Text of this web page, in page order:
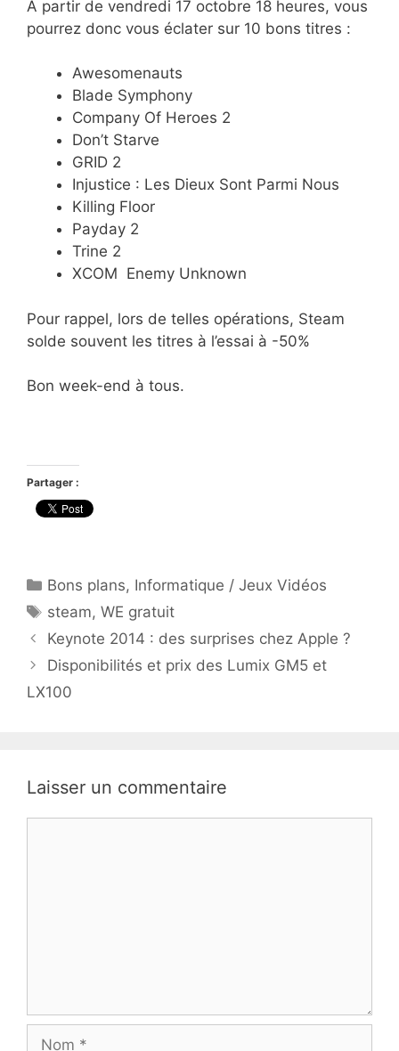
A partir de vendredi 17 octobre 18 heures, vous
pourrez donc vous éclater sur 10 bons titres :
Awesomenauts
Blade Symphony
Company Of Heroes 2
Don’t Starve
GRID 2
Injustice : Les Dieux Sont Parmi Nous
Killing Floor
Payday 2
Trine 2
XCOM Enemy Unknown
Pour rappel, lors de telles opérations, Steam
solde souvent les titres à l’essai à -50%
Bon week-end à tous.
Partager :
Catégories
Bons plans, Informatique / Jeux Vidéos
Étiquettes
steam,WE gratuit
Keynote 2014 : des surprises chez Apple ?
Disponibilités et prix des Lumix GM5 et
LX100
Laisser un commentaire
Nom